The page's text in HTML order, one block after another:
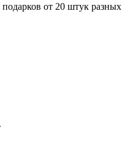
от 20 штук разных